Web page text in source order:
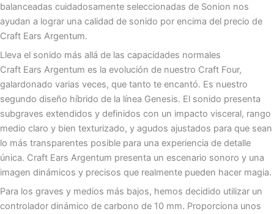
balanceadas cuidadosamente seleccionadas de Sonion nos
ayudan a lograr una calidad de sonido por encima del precio de
Craft Ears Argentum.
Lleva el sonido más allá de las capacidades normales
Craft Ears Argentum es la evolución de nuestro Craft Four,
galardonado varias veces, que tanto te encantó. Es nuestro
segundo diseño híbrido de la línea Genesis. El sonido presenta
subgraves extendidos y definidos con un impacto visceral, rango
medio claro y bien texturizado, y agudos ajustados para que sean
lo más transparentes posible para una experiencia de detalle
única. Craft Ears Argentum presenta un escenario sonoro y una
imagen dinámicos y precisos que realmente pueden hacer magia.
Para los graves y medios más bajos, hemos decidido utilizar un
controlador dinámico de carbono de 10 mm. Proporciona unos